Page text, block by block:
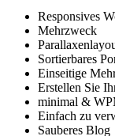
Responsives
Mehrzweck
Sortierbares
Einseitige
Erstellen Sie
minimal &
Einfach zu
Sauberes Blog